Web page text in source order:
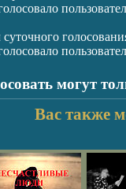
суточного
могут
Вас также